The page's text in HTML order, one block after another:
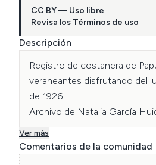
CC BY — Uso libre
Revisa los Términos de uso
Descripción
Registro de costanera de
veraneantes disfrutando del
de 1926.
Archivo de Natalia García
Ver más
Comentarios de la comunidad